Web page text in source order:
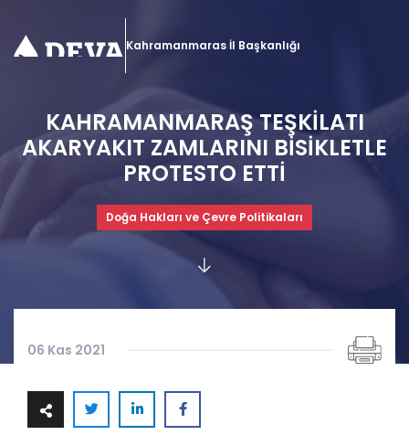
Kahramanmaras İl Başkanlığı
KAHRAMANMARAŞ TEŞKİLATI
AKARYAKIT ZAMLARINI BİSİKLETLE
PROTESTO ETTİ
Doğa Hakları ve Çevre Politikaları
06 Kas 2021